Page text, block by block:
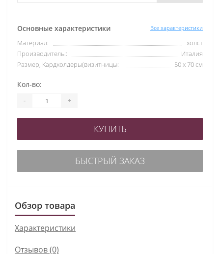
Основные характеристики Все характеристики
Материал:
холст
Производитель::
Италия
Размер, Кардхолдеры(визитницы:
50 х 70 см
Кол-во:
- +
КУПИТЬ
БЫСТРЫЙ ЗАКАЗ
Обзор товара
Характеристики
Отзывов (0)